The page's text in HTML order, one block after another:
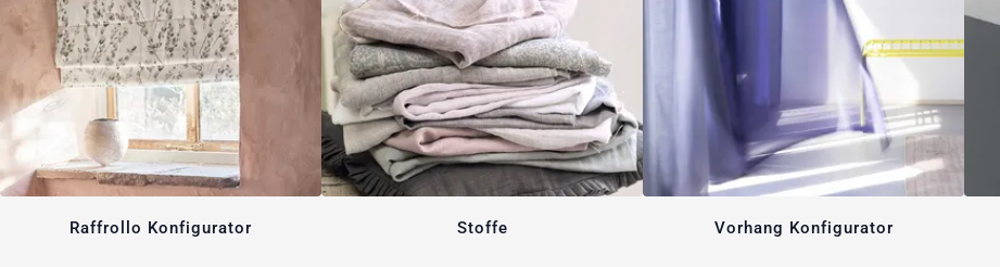
Raffrollo Konfigurator Stoffe Vorhang Konfigurator